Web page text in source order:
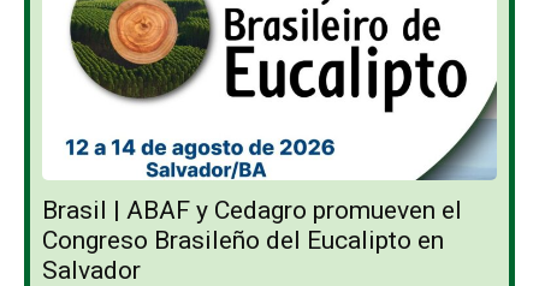
Brasil | ABAF y Cedagro promueven el
Congreso Brasileño del Eucalipto en
Salvador